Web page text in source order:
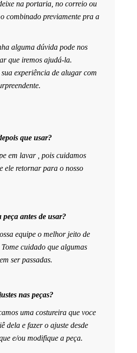
na portaria, no correio ou
combinado previamente pra a
alguma dúvida pode nos
que iremos ajudá-la.
sua experiência de alugar com
que usar?
em lavar , pois cuidamos
ele retornar para o nosso
peça antes de usar?
equipe o melhor jeito de
cuidado que algumas
ser passadas.
nas peças?
uma costureira que voce
dela e fazer o ajuste desde
e/ou modifique a peça.